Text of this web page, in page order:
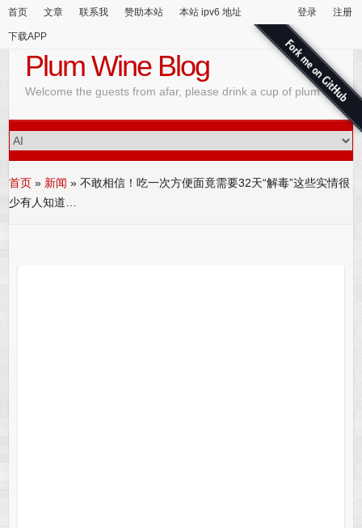
首页 文章 联系我 赞助本站 本站 ipv6 地址
下载APP
登录 注册
Plum Wine Blog
Welcome the guests from afar, please drink a cup of plum wine
首页 » 新闻 »不敢相信！吃一次方便面竟需要32天“解毒”这些实情很
少有人知道…